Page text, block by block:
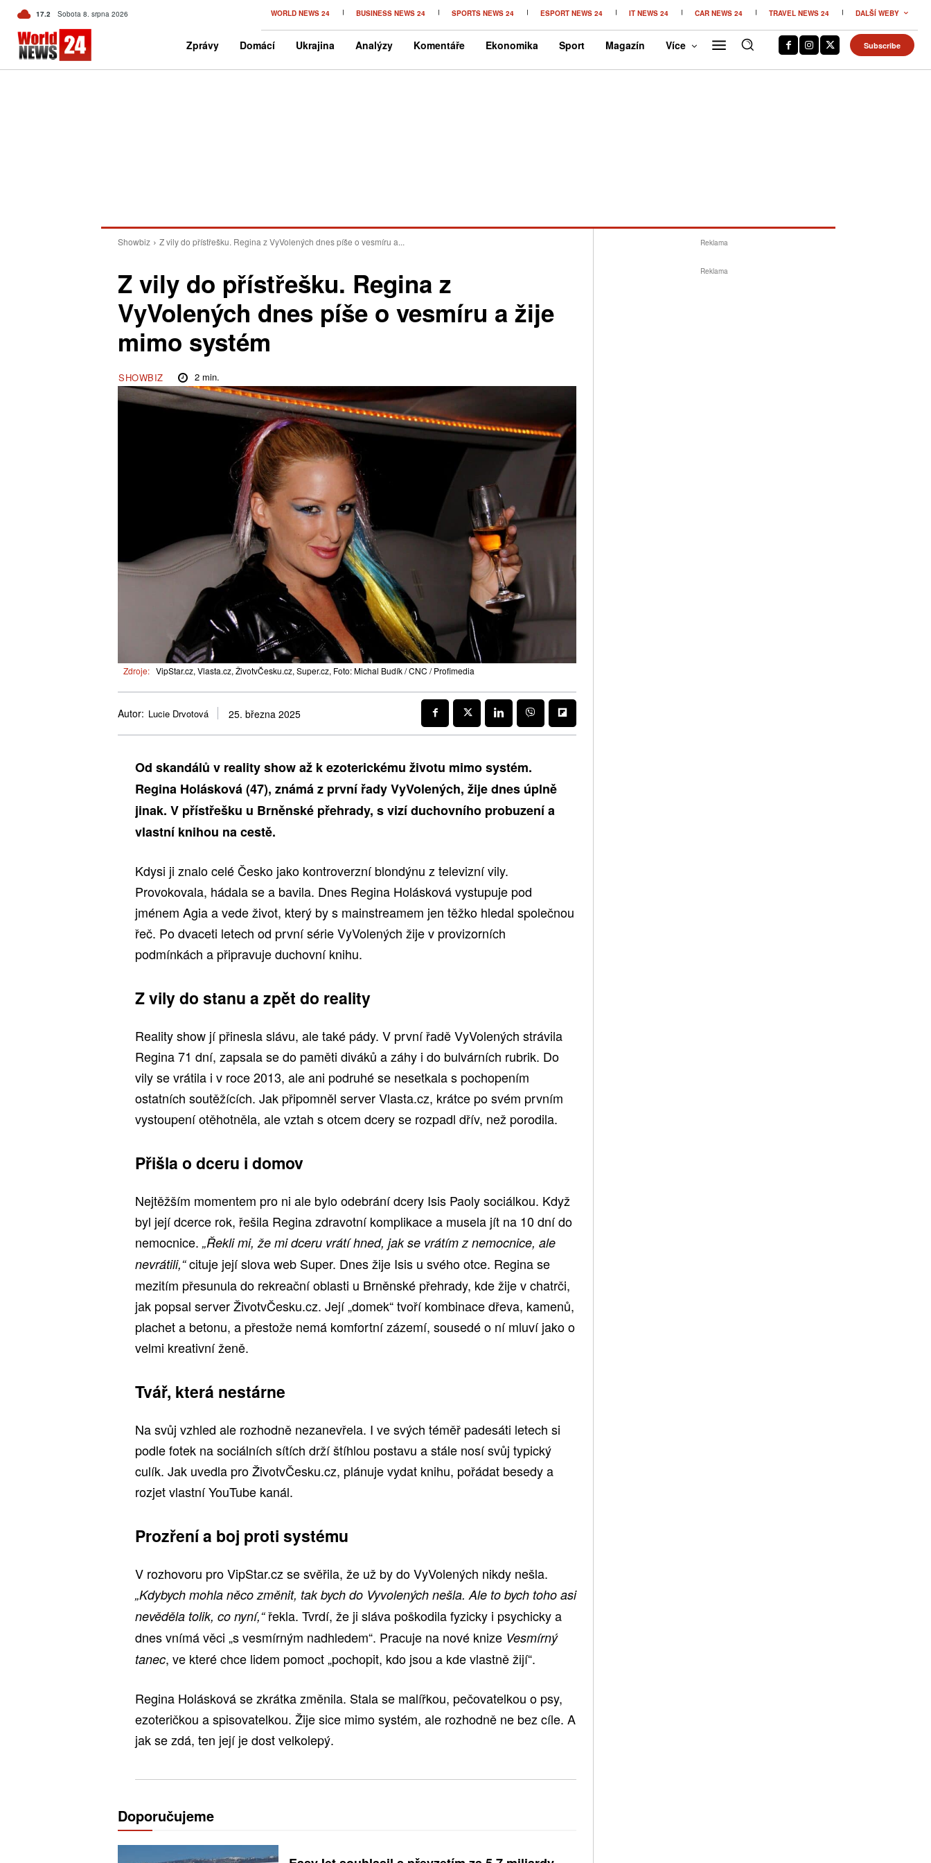
17.2 C Czech
Sobota 8. srpna 2026 WORLD NEWS 24 BUSINESS NEWS 24 SPORTS NEWS 24 ESPORT NEWS 24 IT NEWS 24 CAR NEWS 24 TRAVEL NEWS 24 DALŠÍ WEBY
Zprávy Domácí Ukrajina Analýzy Komentáře Ekonomika Sport Magazín Více Subscribe
Showbiz Z vily do přístřešku. Regina z VyVolených dnes píše o vesmíru a...
Z vily do přístřešku. Regina z
VyVolených dnes píše o vesmíru a žije
mimo systém
SHOWBIZ 2min.
Zdroje: VipStar.cz, Vlasta.cz, ŽivotvČesku.cz, Super.cz, Foto: Michal Budík / CNC / Profimedia
Autor: Lucie Drvotová 25. března 2025
Od skandálů v reality show až k ezoterickému životu mimo systém.
Regina Holásková (47), známá z první řady VyVolených, žije dnes úplně
jinak. V přístřešku u Brněnské přehrady, s vizí duchovního probuzení a
vlastní knihou na cestě.
Kdysi ji znalo celé Česko jako kontroverzní blondýnu z televizní vily.
Provokovala, hádala se a bavila. Dnes Regina Holásková vystupuje pod
jménem Agia a vede život, který by s mainstreamem jen těžko hledal společnou
řeč. Po dvaceti letech od první série VyVolených žije v provizorních
podmínkách a připravuje duchovní knihu.
Z vily do stanu a zpět do reality
Reality show jí přinesla slávu, ale také pády. V první řadě VyVolených strávila
Regina 71 dní, zapsala se do paměti diváků a záhy i do bulvárních rubrik. Do
vily se vrátila i v roce 2013, ale ani podruhé se nesetkala s pochopením
ostatních soutěžících. Jak připomněl server Vlasta.cz, krátce po svém prvním
vystoupení otěhotněla, ale vztah s otcem dcery se rozpadl dřív, než porodila.
Přišla o dceru i domov
Nejtěžším momentem pro ni ale bylo odebrání dcery Isis Paoly sociálkou. Když
byl její dcerce rok, řešila Regina zdravotní komplikace a musela jít na 10 dní do
nemocnice. „Řekli mi, že mi dceru vrátí hned, jak se vrátím z nemocnice, ale
nevrátili,“cituje její slova web Super. Dnes žije Isis u svého otce. Regina se
mezitím přesunula do rekreační oblasti u Brněnské přehrady, kde žije v chatrči,
jak popsal server ŽivotvČesku.cz. Její „domek“ tvoří kombinace dřeva, kamenů,
plachet a betonu, a přestože nemá komfortní zázemí, sousedé o ní mluví jako o
velmi kreativní ženě.
Tvář, která nestárne
Na svůj vzhled ale rozhodně nezanevřela. I ve svých téměř padesáti letech si
podle fotek na sociálních sítích drží štíhlou postavu a stále nosí svůj typický
culík. Jak uvedla pro ŽivotvČesku.cz, plánuje vydat knihu, pořádat besedy a
rozjet vlastní YouTube kanál.
Prozření a boj proti systému
V rozhovoru pro VipStar.cz se svěřila, že už by do VyVolených nikdy nešla.
„Kdybych mohla něco změnit, tak bych do Vyvolených nešla. Ale to bych toho asi
nevěděla tolik, co nyní,“řekla. Tvrdí, že ji sláva poškodila fyzicky i psychicky a
dnes vnímá věci „s vesmírným nadhledem“. Pracuje na nové knize Vesmírný
tanec, ve které chce lidem pomoct „pochopit, kdo jsou a kde vlastně žijí“.
Regina Holásková se zkrátka změnila. Stala se malířkou, pečovatelkou o psy,
ezoteričkou a spisovatelkou. Žije sice mimo systém, ale rozhodně ne bez cíle. A
jak se zdá, ten její je dost velkolepý.
Doporučujeme
Reklama
Reklama